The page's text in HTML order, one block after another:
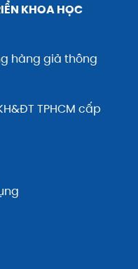
KHOA HỌC
hàng giả thông
TPHCM cấp